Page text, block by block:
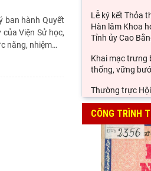
ban hành Quyết
Viện Sử học,
năng, nhiệm…
Lễ ký kết Thỏa
Hàn lâm Khoa
Tỉnh ủy Cao
Khai mạc trưng
thống, vững
Thường trực
ương làm việc
hội - Văn học,
Đảng ủy Viện
Việt Nam tổ
nghiệp vụ công
CÔNG TRÌNH